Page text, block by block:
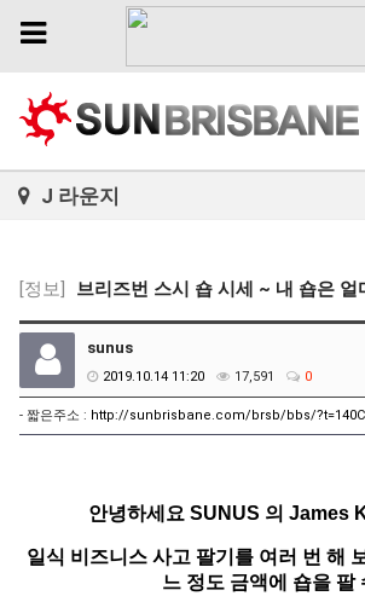
Toggle
J 라운지
[정보] 브리즈번 스시 숍 시세 ~ 내 숍은 얼
sunus
2019.10.14 11:20 17,591 0
- 짧은주소 : http://sunbrisbane.com/brsb/bbs/?t=140C
안녕하세요 SUNUS 의 James
일식 비즈니스 사고 팔기를 여러 번 해
느 정도 금액에 숍을 팔